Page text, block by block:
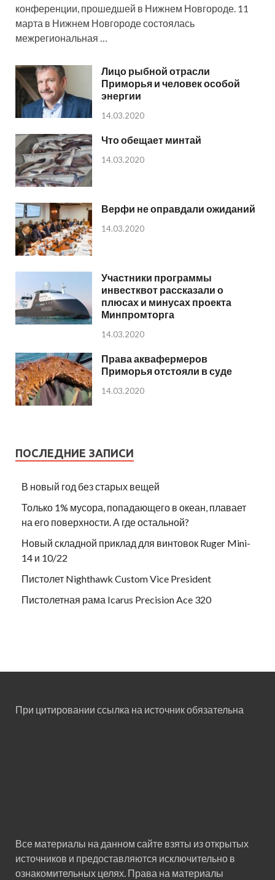
конференции, прошедшей в Нижнем Новгороде. 11
марта в Нижнем Новгороде состоялась
межрегиональная …
Лицо рыбной отрасли
Приморья и человек особой
энергии
14.03.2020
Что обещает минтай
14.03.2020
Верфи не оправдали ожиданий
14.03.2020
Участники программы
инвестквот рассказали о
плюсах и минусах проекта
Минпромторга
14.03.2020
Права аквафермеров
Приморья отстояли в суде
14.03.2020
ПОСЛЕДНИЕ ЗАПИСИ
В новый год без старых вещей
Только 1% мусора, попадающего в океан, плавает
на его поверхности. А где остальной?
Новый складной приклад для винтовок Ruger Mini-
14 и 10/22
Пистолет Nighthawk Custom Vice President
Пистолетная рама Icarus Precision Ace 320
При цитировании ссылка на источник обязательна
Все материалы на данном сайте взяты из открытых
источников и предоставляются исключительно в
ознакомительных целях. Права на материалы